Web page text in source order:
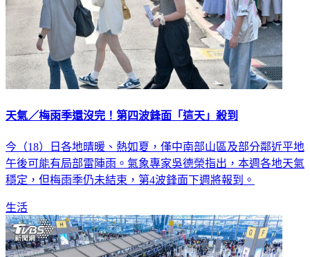
天氣／梅雨季還沒完！第四波鋒面「這天」殺到
今（18）日各地晴暖、熱如夏，僅中南部山區及部分鄰近平地
午後可能有局部雷陣雨。氣象專家吳德榮指出，本週各地天氣
穩定，但梅雨季仍未結束，第4波鋒面下週將報到。
生活